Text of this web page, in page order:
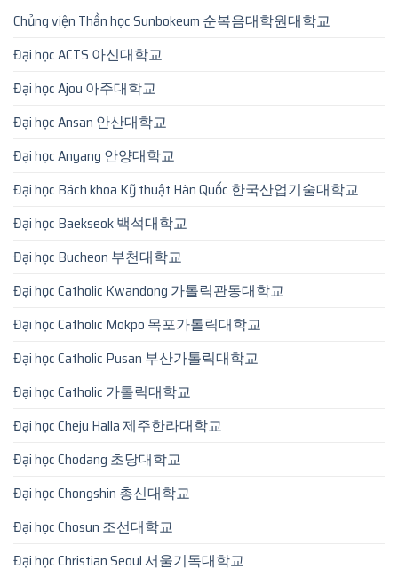
Chủng viện Thần học Sunbokeum 순복음대학원대학교
Đại học ACTS 아신대학교
Đại học Ajou 아주대학교
Đại học Ansan 안산대학교
Đại học Anyang 안양대학교
Đại học Bách khoa Kỹ thuật Hàn Quốc 한국산업기술대학교
Đại học Baekseok 백석대학교
Đại học Bucheon 부천대학교
Đại học Catholic Kwandong 가톨릭관동대학교
Đại học Catholic Mokpo 목포가톨릭대학교
Đại học Catholic Pusan 부산가톨릭대학교
Đại học Catholic 가톨릭대학교
Đại học Cheju Halla 제주한라대학교
Đại học Chodang 초당대학교
Đại học Chongshin 총신대학교
Đại học Chosun 조선대학교
Đại học Christian Seoul 서울기독대학교